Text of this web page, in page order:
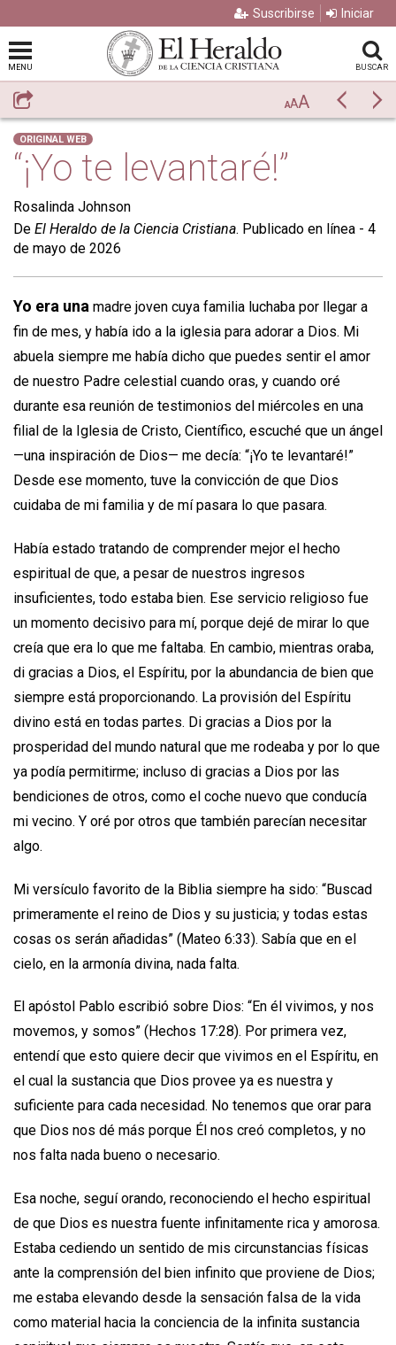
Suscribirse Iniciar
MENU BUSCAR
Compartir AAA Previo
ORIGINAL WEB
“¡Yo te levantaré!”
Rosalinda Johnson
De El Heraldo de la Ciencia Cristiana. Publicado en línea - 4
de mayo de 2026
Yo era una madre joven cuya familia luchaba por llegar a
fin de mes, y había ido a la iglesia para adorar a Dios. Mi
abuela siempre me había dicho que puedes sentir el amor
de nuestro Padre celestial cuando oras, y cuando oré
durante esa reunión de testimonios del miércoles en una
filial de la Iglesia de Cristo, Científico, escuché que un ángel
—una inspiración de Dios— me decía: “¡Yo te levantaré!”
Desde ese momento, tuve la convicción de que Dios
cuidaba de mi familia y de mí pasara lo que pasara.
Había estado tratando de comprender mejor el hecho
espiritual de que, a pesar de nuestros ingresos
insuficientes, todo estaba bien. Ese servicio religioso fue
un momento decisivo para mí, porque dejé de mirar lo que
creía que era lo que me faltaba. En cambio, mientras oraba,
di gracias a Dios, el Espíritu, por la abundancia de bien que
siempre está proporcionando. La provisión del Espíritu
divino está en todas partes. Di gracias a Dios por la
prosperidad del mundo natural que me rodeaba y por lo que
ya podía permitirme; incluso di gracias a Dios por las
bendiciones de otros, como el coche nuevo que conducía
mi vecino. Y oré por otros que también parecían necesitar
algo.
Mi versículo favorito de la Biblia siempre ha sido: “Buscad
primeramente el reino de Dios y su justicia; y todas estas
cosas os serán añadidas” (Mateo 6:33). Sabía que en el
cielo, en la armonía divina, nada falta.
El apóstol Pablo escribió sobre Dios: “En él vivimos, y nos
movemos, y somos” (Hechos 17:28). Por primera vez,
entendí que esto quiere decir que vivimos en el Espíritu, en
el cual la sustancia que Dios provee ya es nuestra y
suficiente para cada necesidad. No tenemos que orar para
que Dios nos dé más porque Él nos creó completos, y no
nos falta nada bueno o necesario.
Esa noche, seguí orando, reconociendo el hecho espiritual
de que Dios es nuestra fuente infinitamente rica y amorosa.
Estaba cediendo un sentido de mis circunstancias físicas
ante la comprensión del bien infinito que proviene de Dios;
me estaba elevando desde la sensación falsa de la vida
como material hacia la conciencia de la infinita sustancia